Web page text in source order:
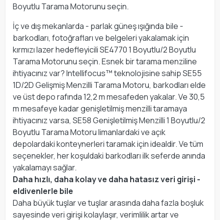
Boyutlu Tarama Motorunu seçin.
İç ve dış mekanlarda - parlak güneş ışığında bile -
barkodları, fotoğrafları ve belgeleri yakalamak için
kırmızı lazer hedefleyicili SE4770 1 Boyutlu/2 Boyutlu
Tarama Motorunu seçin. Esnek bir tarama menziline
ihtiyacınız var? Intellifocus™ teknolojisine sahip SE55
1D/2D Gelişmiş Menzilli Tarama Motoru, barkodları elde
ve üst depo rafında 12,2 m mesafeden yakalar. Ve 30,5
m mesafeye kadar genişletilmiş menzilli taramaya
ihtiyacınız varsa, SE58 Genişletilmiş Menzilli 1 Boyutlu/2
Boyutlu Tarama Motoru limanlardaki ve açık
depolardaki konteynerleri taramak için idealdir. Ve tüm
seçenekler, her koşuldaki barkodları ilk seferde anında
yakalamayı sağlar.
Daha hızlı, daha kolay ve daha hatasız veri girişi -
eldivenlerle bile
Daha büyük tuşlar ve tuşlar arasında daha fazla boşluk
sayesinde veri girişi kolaylaşır, verimlilik artar ve